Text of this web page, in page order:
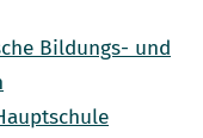
Bildungs- und